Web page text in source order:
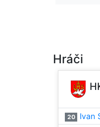
Hráči
20 Ivan